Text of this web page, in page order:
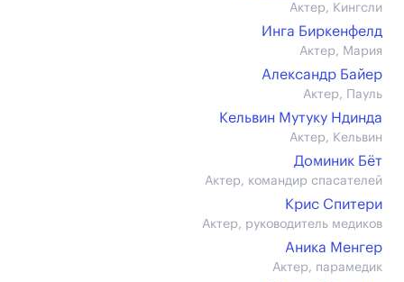
Актер, Кингсли
Инга Биркенфелд
Актер, Мария
Александр Байер
Актер, Пауль
Кельвин Мутуку Ндинда
Актер, Кельвин
Доминик Бёт
Актер, командир спасателей
Крис Спитери
Актер, руководитель медиков
Аника Менгер
Актер, парамедик